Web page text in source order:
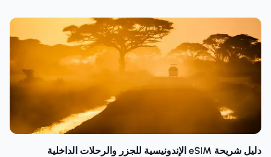
دليل شريحة eSIM الإندونيسية للجزر والرحلات الداخلية